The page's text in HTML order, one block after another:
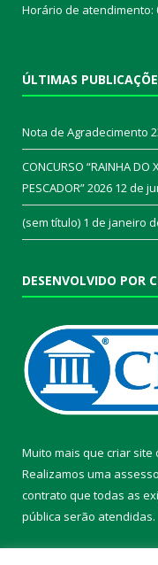
Horário de atendimento:
ÚLTIMAS
Nota de Agradecimento
CONCURSO “RAINHA DO
PESCADOR” 2026 12 de
(sem título) 1 de janeiro
DESENVOLVIDO POR
Muito mais que criar site
Realizamos uma
contrato que todas as
pública serão atendidas.